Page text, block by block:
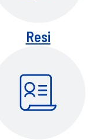
Resi